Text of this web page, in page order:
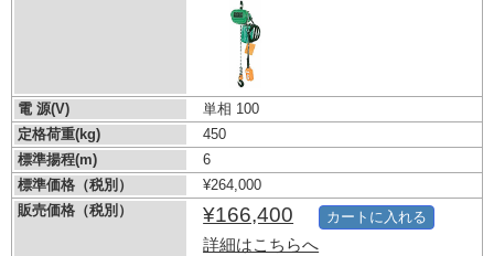
電 源(V)
単相 100
定格荷重(kg)
450
標準揚程(m)
6
標準価格（税別）
¥264,000
販売価格（税別）
¥166,400
詳細はこちらへ
カートに入れる